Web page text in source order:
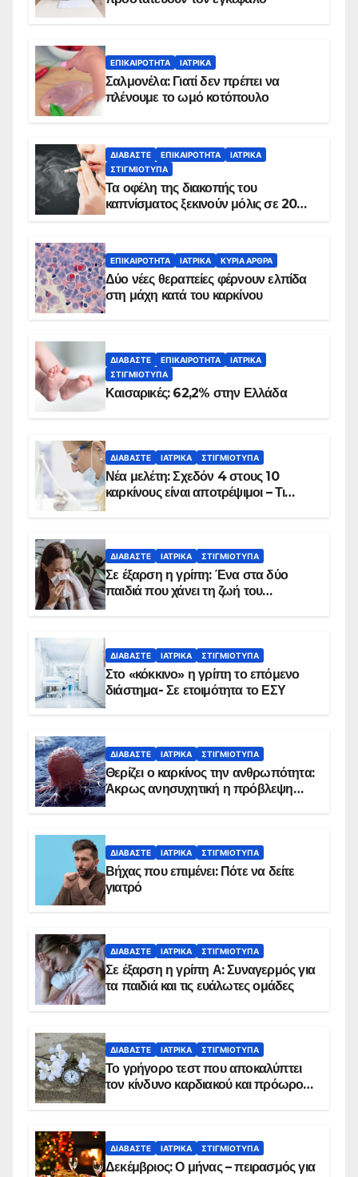
ΕΠΙΚΑΙΡΌΤΗΤΑ ΙΑΤΡΙΚΆ
Σαλμονέλα: Γιατί δεν πρέπει να
πλένουμε το ωμό κοτόπουλο
ΔΙΑΒΆΣΤΕ ΕΠΙΚΑΙΡΌΤΗΤΑ
ΙΑΤΡΙΚΆ
ΣΤΙΓΜΙΌΤΥΠΑ
Τα οφέλη της διακοπής του
καπνίσματος ξεκινούν μόλις σε 20
ΕΠΙΚΑΙΡΌΤΗΤΑ ΙΑΤΡΙΚΆ ΚΥΡΙΑ ΑΡΘΡΑ
Δύο νέες θεραπείες φέρνουν ελπίδα
στη μάχη κατά του καρκίνου
ΔΙΑΒΆΣΤΕ ΕΠΙΚΑΙΡΌΤΗΤΑ
ΙΑΤΡΙΚΆ
ΣΤΙΓΜΙΌΤΥΠΑ
Καισαρικές: 62,2% στην Ελλάδα
ΔΙΑΒΆΣΤΕ ΙΑΤΡΙΚΆ ΣΤΙΓΜΙΌΤΥΠΑ
Νέα μελέτη: Σχεδόν 4 στους 10
καρκίνους είναι αποτρέψιμοι – Τι
ΔΙΑΒΆΣΤΕ ΙΑΤΡΙΚΆ ΣΤΙΓΜΙΌΤΥΠΑ
Σε έξαρση η γρίπη: Ένα στα δύο
παιδιά που χάνει τη ζωή του
ΔΙΑΒΆΣΤΕ ΙΑΤΡΙΚΆ ΣΤΙΓΜΙΌΤΥΠΑ
Στο «κόκκινο» η γρίπη το επόμενο
διάστημα- Σε ετοιμότητα το ΕΣΥ
ΔΙΑΒΆΣΤΕ ΙΑΤΡΙΚΆ ΣΤΙΓΜΙΌΤΥΠΑ
Θερίζει ο καρκίνος την ανθρωπότητα:
Άκρως ανησυχητική η πρόβλεψη…
ΔΙΑΒΆΣΤΕ ΙΑΤΡΙΚΆ ΣΤΙΓΜΙΌΤΥΠΑ
Βήχας που επιμένει: Πότε να δείτε
γιατρό
ΔΙΑΒΆΣΤΕ ΙΑΤΡΙΚΆ ΣΤΙΓΜΙΌΤΥΠΑ
Σε έξαρση η γρίπη Α: Συναγερμός για
τα παιδιά και τις ευάλωτες ομάδες
ΔΙΑΒΆΣΤΕ ΙΑΤΡΙΚΆ ΣΤΙΓΜΙΌΤΥΠΑ
Το γρήγορο τεστ που αποκαλύπτει
τον κίνδυνο καρδιακού και πρόωρου
ΔΙΑΒΆΣΤΕ ΙΑΤΡΙΚΆ ΣΤΙΓΜΙΌΤΥΠΑ
Δεκέμβριος: Ο μήνας – πειρασμός για